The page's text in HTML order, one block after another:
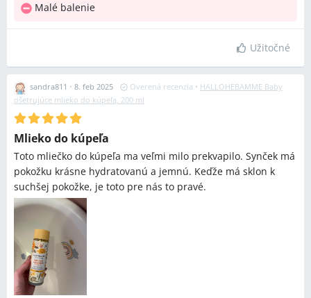
Malé balenie
Užitočné
sandra811 • 8. feb 2025 Overená recenzia • HALLOHEBAMME Baby
ošetrujúce mlieko do kúpeľa, 200 ml
Mlieko do kúpeľa
Toto mliečko do kúpeľa ma veľmi milo prekvapilo. Synček má
pokožku krásne hydratovanú a jemnú. Keďže má sklon k
suchšej pokožke, je toto pre nás to pravé.